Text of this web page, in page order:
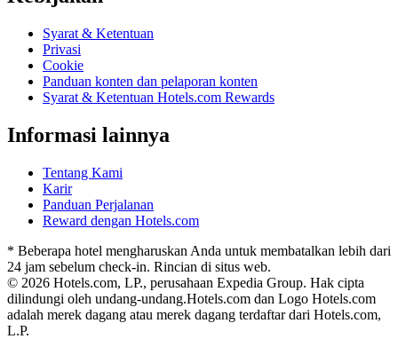
Syarat & Ketentuan
Privasi
Cookie
Panduan konten dan pelaporan konten
Syarat & Ketentuan Hotels.com Rewards
Informasi lainnya
Tentang Kami
Karir
Panduan Perjalanan
Reward dengan Hotels.com
* Beberapa hotel mengharuskan Anda untuk membatalkan lebih dari
24 jam sebelum check-in. Rincian di situs web.
© 2026 Hotels.com, LP., perusahaan Expedia Group. Hak cipta
dilindungi oleh undang-undang.Hotels.com dan Logo Hotels.com
adalah merek dagang atau merek dagang terdaftar dari Hotels.com,
L.P.